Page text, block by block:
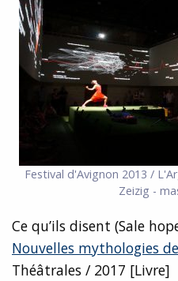
Festival d'Avignon 2013 /
Zeizig -
Ce qu’ils disent (Sale
Nouvelles mythologies
Théâtrales / 2017 [Livre]